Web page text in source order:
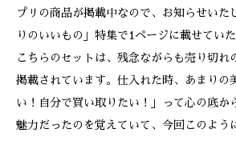
プリの商品が掲載中なので、お知らせいた
りのいいもの」特集で1ページに載せていた
こちらのセットは、残念ながらも売り切れ
掲載されています。仕入れた時、あまりの
い！自分で買い取りたい！」って心の底か
魅力だったのを覚えていて、今回このよう